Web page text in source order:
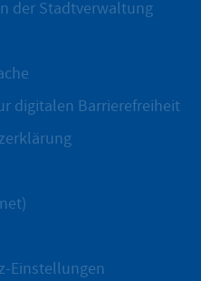
der Stadtverwaltung
digitalen Barrierefreiheit
Einstellungen